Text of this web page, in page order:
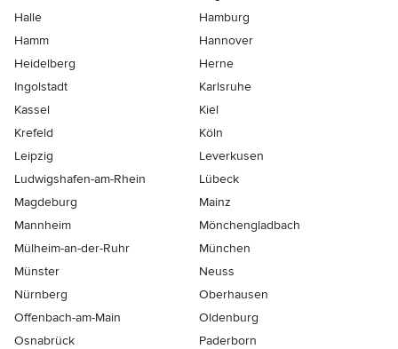
Halle
Hamburg
Hamm
Hannover
Heidelberg
Herne
Ingolstadt
Karlsruhe
Kassel
Kiel
Krefeld
Köln
Leipzig
Leverkusen
Ludwigshafen-am-Rhein
Lübeck
Magdeburg
Mainz
Mannheim
Mönchen­gladbach
Mülheim-an-der-Ruhr
München
Münster
Neuss
Nürnberg
Oberhausen
Offenbach-am-Main
Oldenburg
Osnabrück
Paderborn